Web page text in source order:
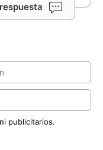
publicitarios.